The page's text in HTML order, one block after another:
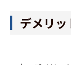
デメリッ